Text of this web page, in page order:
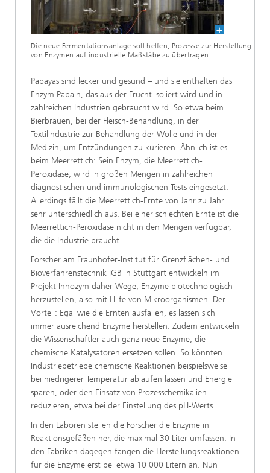
Die neue Fermentationsanlage soll helfen, Prozesse zur Herstellung
von Enzymen auf industrielle Maßstäbe zu übertragen.
Papayas sind lecker und gesund – und sie enthalten das
Enzym Papain, das aus der Frucht isoliert wird und in
zahlreichen Industrien gebraucht wird. So etwa beim
Bierbrauen, bei der Fleisch-Behandlung, in der
Textilindustrie zur Behandlung der Wolle und in der
Medizin, um Entzündungen zu kurieren. Ähnlich ist es
beim Meerrettich: Sein Enzym, die Meerrettich-
Peroxidase, wird in großen Mengen in zahlreichen
diagnostischen und immunologischen Tests eingesetzt.
Allerdings fällt die Meerrettich-Ernte von Jahr zu Jahr
sehr unterschiedlich aus. Bei einer schlechten Ernte ist die
Meerrettich-Peroxidase nicht in den Mengen verfügbar,
die die Industrie braucht.
Forscher am Fraunhofer-Institut für Grenzflächen- und
Bioverfahrenstechnik IGB in Stuttgart entwickeln im
Projekt Innozym daher Wege, Enzyme biotechnologisch
herzustellen, also mit Hilfe von Mikroorganismen. Der
Vorteil: Egal wie die Ernten ausfallen, es lassen sich
immer ausreichend Enzyme herstellen. Zudem entwickeln
die Wissenschaftler auch ganz neue Enzyme, die
chemische Katalysatoren ersetzen sollen. So könnten
Industriebetriebe chemische Reaktionen beispielsweise
bei niedrigerer Temperatur ablaufen lassen und Energie
sparen, oder den Einsatz von Prozesschemikalien
reduzieren, etwa bei der Einstellung des pH-Werts.
In den Laboren stellen die Forscher die Enzyme in
Reaktionsgefäßen her, die maximal 30 Liter umfassen. In
den Fabriken dagegen fangen die Herstellungsreaktionen
für die Enzyme erst bei etwa 10 000 Litern an. Nun